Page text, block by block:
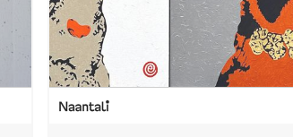
jossa Itä-Aasian ja Pohjoismaiden
makumaailmat yhdistyvät
omaleimaiseksi kokonaisuudeksi.
Ravintola täydentää vuoden 2026
loppupuolella valmistuvan Signen
monipuolista palvelutarjontaa.